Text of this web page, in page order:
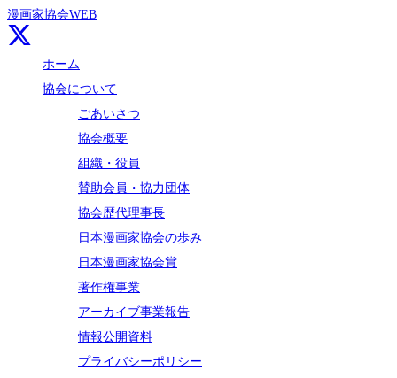
漫画家協会WEB
ホーム
協会について
ごあいさつ
協会概要
組織・役員
賛助会員・協力団体
協会歴代理事長
日本漫画家協会の歩み
日本漫画家協会賞
著作権事業
アーカイブ事業報告
情報公開資料
プライバシーポリシー